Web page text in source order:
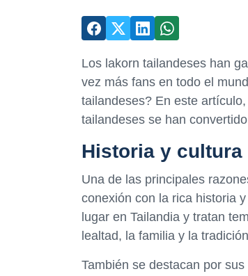
Los lakorn tailandeses han
vez más fans en todo el
tailandeses? En este
tailandeses se han
Historia y cultura
Una de las principales
conexión con la rica historia
lugar en Tailandia y tratan
lealtad, la familia y la
También se destacan por